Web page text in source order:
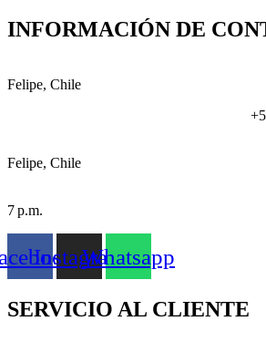
INFORMACIÓN DE
Chacabuco
Felipe, Chile
+569 9239
Chacabuco
Felipe, Chile
9
7 p.m.
InstagramWhatsapp
SERVICIO AL CLIENTE